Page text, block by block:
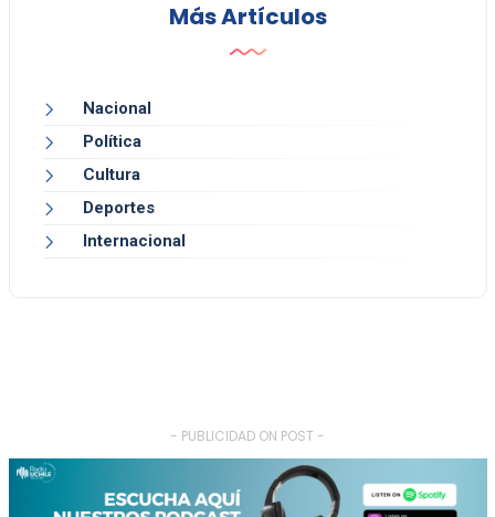
Más Artículos
Nacional
Política
Cultura
Deportes
Internacional
- PUBLICIDAD ON POST -